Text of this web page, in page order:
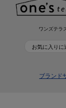
ワンズテラ
お気に入りに
ブランド